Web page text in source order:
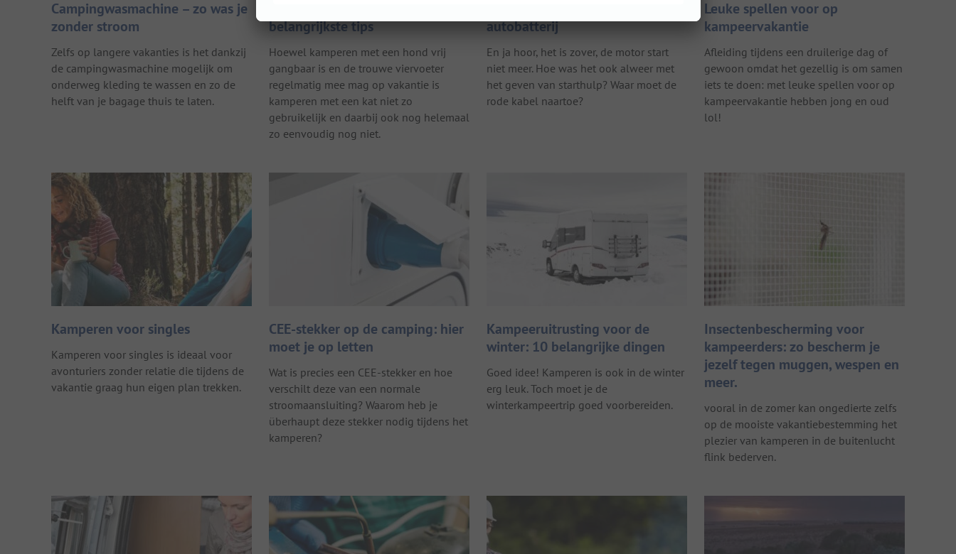
Campingwasmachine – zo was je
zonder stroom
Zelfs op langere vakanties is het dankzij
de campingwasmachine mogelijk om
onderweg kleding te wassen en zo de
helft van je bagage thuis te laten.
belangrijkste tips
Hoewel kamperen met een hond vrij
gangbaar is en de trouwe viervoeter
regelmatig mee mag op vakantie is
kamperen met een kat niet zo
gebruikelijk en daarbij ook nog helemaal
zo eenvoudig nog niet.
autobatterij
En ja hoor, het is zover, de motor start
niet meer. Hoe was het ook alweer met
het geven van starthulp? Waar moet de
rode kabel naartoe?
Leuke spellen voor op
kampeervakantie
Afleiding tijdens een druilerige dag of
gewoon omdat het gezellig is om samen
iets te doen: met leuke spellen voor op
kampeervakantie hebben jong en oud
lol!
Kamperen voor singles
Kamperen voor singles is ideaal voor
avonturiers zonder relatie die tijdens de
vakantie graag hun eigen plan trekken.
CEE-stekker op de camping: hier
moet je op letten
Wat is precies een CEE-stekker en hoe
verschilt deze van een normale
stroomaansluiting? Waarom heb je
überhaupt deze stekker nodig tijdens het
kamperen?
Kampeeruitrusting voor de
winter: 10 belangrijke dingen
Goed idee! Kamperen is ook in de winter
erg leuk. Toch moet je de
winterkampeertrip goed voorbereiden.
Insectenbescherming voor
kampeerders: zo bescherm je
jezelf tegen muggen, wespen en
meer.
vooral in de zomer kan ongedierte zelfs
op de mooiste vakantiebestemming het
plezier van kamperen in de buitenlucht
flink bederven.